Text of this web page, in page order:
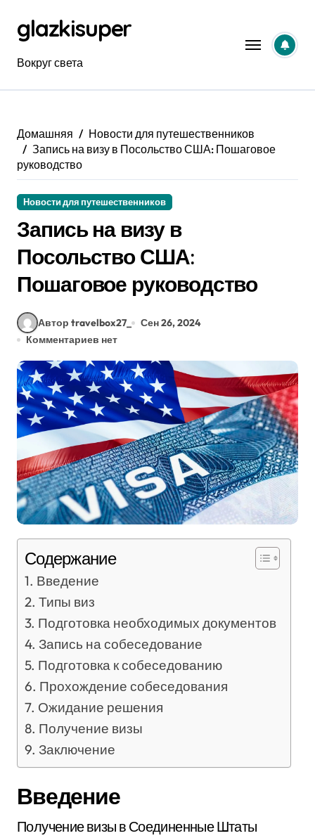
содержанию
glazkisuper
Вокруг света
Домашняя
Новости для путешественников
Запись на визу в Посольство США: Пошаговое
руководство
Новости для путешественников
Запись на визу в
Посольство США:
Пошаговое руководство
Автор travelbox27_
Сен 26, 2024
Комментариев нет
Содержание
Введение
Типы виз
Подготовка необходимых документов
Запись на собеседование
Подготовка к собеседованию
Прохождение собеседования
Ожидание решения
Получение визы
Заключение
Введение
Получение визы в Соединенные Штаты